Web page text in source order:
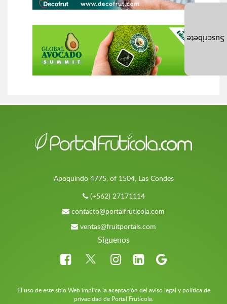
Apoquindo 4775, of 1504, Las Condes
(+562) 27171114
contacto@portalfruticola.com
ventas@fruitportals.com
Síguenos
El uso de este sitio Web implica la aceptación del aviso legal y política de
privacidad de Portal Frutícola.
Suscríbete